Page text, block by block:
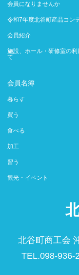
会員になりませんか
令和7年度北谷町産品コン
会員紹介
施設、ホール・研修室の利
て
会員名簿
暮らす
買う
食べる
加工
習う
観光・イベント
北谷町商工会
TEL.098-936-